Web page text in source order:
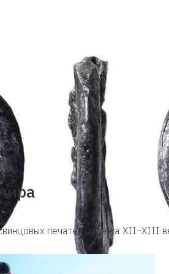
печатей рубежа XII–XIII